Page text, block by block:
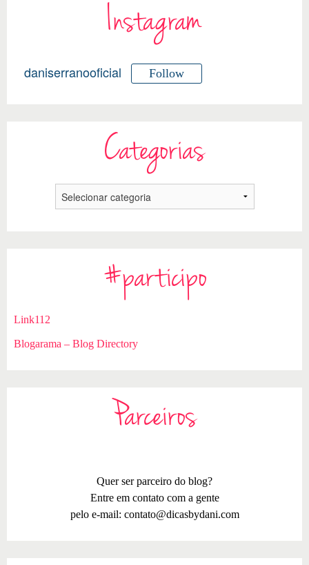
Instagram
daniserranooficial Follow
Categorias
#participo
Link112
Blogarama – Blog Directory
Parceiros
Quer ser parceiro do blog?
Entre em contato com a gente
pelo e-mail: contato@dicasbydani.com